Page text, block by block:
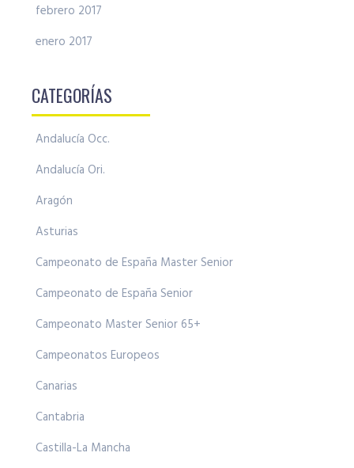
febrero 2017
enero 2017
CATEGORÍAS
Andalucía Occ.
Andalucía Ori.
Aragón
Asturias
Campeonato de España Master Senior
Campeonato de España Senior
Campeonato Master Senior 65+
Campeonatos Europeos
Canarias
Cantabria
Castilla-La Mancha